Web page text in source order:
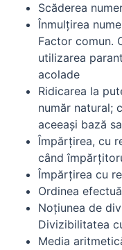
Scăderea
Înmulţirea
Factor comun.
utilizarea
acolade
Ridicarea la
număr natural;
aceeaşi bază
Împărţirea, cu
când
Împărţirea cu
Ordinea
Noţiunea de
Divizibilitatea
Media